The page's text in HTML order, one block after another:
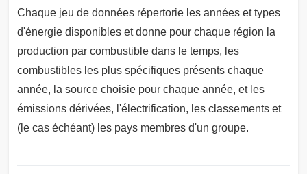
Chaque jeu de données répertorie les années et types
d'énergie disponibles et donne pour chaque région la
production par combustible dans le temps, les
combustibles les plus spécifiques présents chaque
année, la source choisie pour chaque année, et les
émissions dérivées, l'électrification, les classements et
(le cas échéant) les pays membres d'un groupe.